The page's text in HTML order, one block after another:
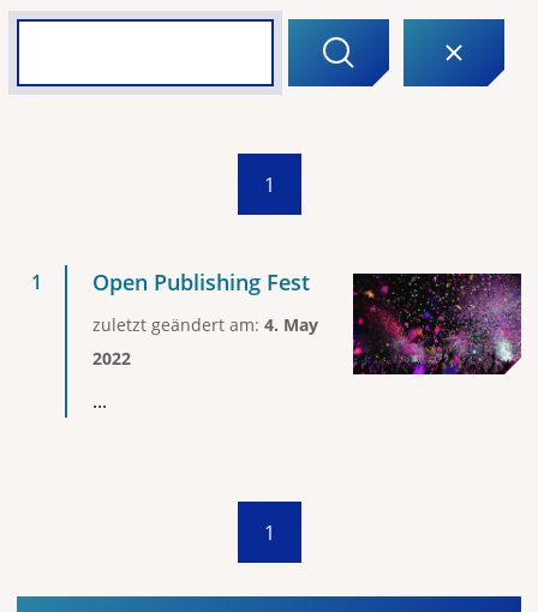
1
Open Publishing Fest
zuletzt geändert am: 4. May
2022
...
1